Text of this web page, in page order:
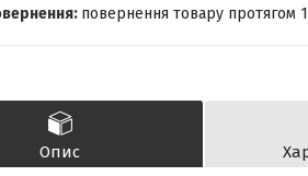
повернення товару протягом
Опис